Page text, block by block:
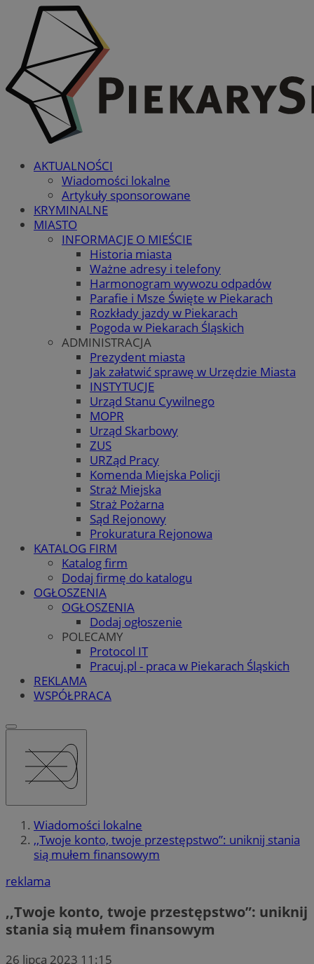
AKTUALNOŚCI
Wiadomości lokalne
Artykuły sponsorowane
KRYMINALNE
MIASTO
INFORMACJE O MIEŚCIE
Historia miasta
Ważne adresy i telefony
Harmonogram wywozu odpadów
Parafie i Msze Święte w Piekarach
Rozkłady jazdy w Piekarach
Pogoda w Piekarach Śląskich
ADMINISTRACJA
Prezydent miasta
Jak załatwić sprawę w Urzędzie Miasta
INSTYTUCJE
Urząd Stanu Cywilnego
MOPR
Urząd Skarbowy
ZUS
URZąd Pracy
Komenda Miejska Policji
Straż Miejska
Straż Pożarna
Sąd Rejonowy
Prokuratura Rejonowa
KATALOG FIRM
Katalog firm
Dodaj firmę do katalogu
OGŁOSZENIA
OGŁOSZENIA
Dodaj ogłoszenie
POLECAMY
Protocol IT
Pracuj.pl - praca w Piekarach Śląskich
REKLAMA
WSPÓŁPRACA
Wiadomości lokalne
,,Twoje konto, twoje przestępstwo”: uniknij stania
sią mułem finansowym
reklama
,,Twoje konto, twoje przestępstwo”: uniknij
stania sią mułem finansowym
26 lipca 2023 11:15